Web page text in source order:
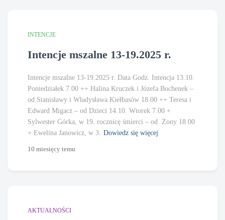
INTENCJE
Intencje mszalne 13-19.2025 r.
Intencje mszalne 13-19.2025 r. Data Godz. Intencja 13.10.
Poniedziałek 7.00 ++ Halina Kruczek i Józefa Bochenek –
od Stanisławy i Władysława Kiełbasów 18.00 ++ Teresa i
Edward Migacz – od Dzieci 14.10. Wtorek 7.00 +
Sylwester Górka, w 19. rocznicę śmierci – od Żony 18.00
+ Ewelina Janowicz, w 3. Dowiedz się więcej
10 miesięcy temu
AKTUALNOŚCI